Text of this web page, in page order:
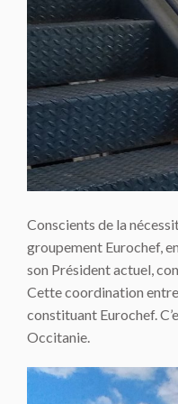
Conscients de la
groupement Eurochef,
son Président actuel,
Cette coordination
constituant Eurochef.
Occitanie.